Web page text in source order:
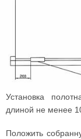
Установка
длиной не менее
Положить